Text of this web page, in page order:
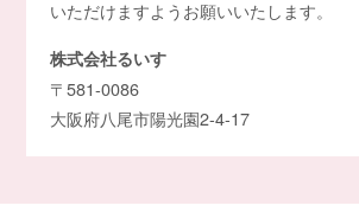
いただけますようお願いいたします。
株式会社るいす
〒581-0086
大阪府八尾市陽光園2-4-17